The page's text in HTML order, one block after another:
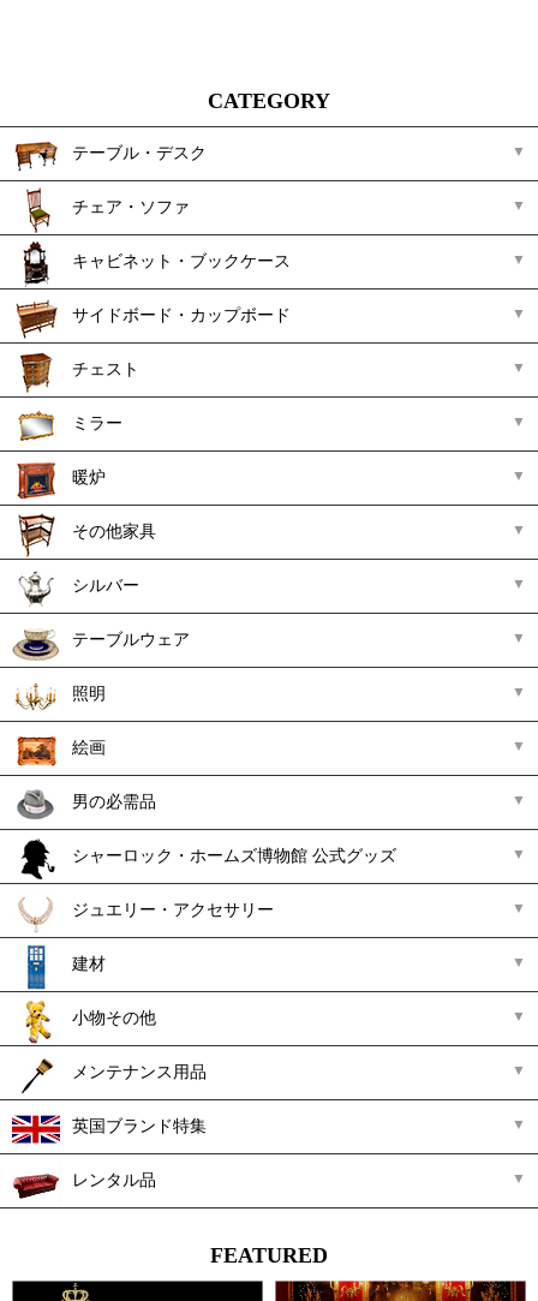
CATEGORY
テーブル・デスク
チェア・ソファ
キャビネット・ブックケース
サイドボード・カップボード
チェスト
ミラー
暖炉
その他家具
シルバー
テーブルウェア
照明
絵画
男の必需品
シャーロック・ホームズ博物館 公式グッズ
ジュエリー・アクセサリー
建材
小物その他
メンテナンス用品
英国ブランド特集
レンタル品
FEATURED